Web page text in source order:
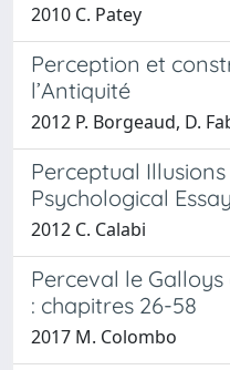
2010 C. Patey
Perception et
l’Antiquité
2012 P. Borgeaud, D.
Perceptual
Psychological
2012 C. Calabi
Perceval le Galloys
: chapitres 26-58
2017 M. Colombo